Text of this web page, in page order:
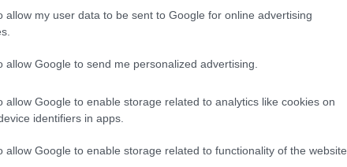
allow my user data to be sent to Google for online advertising
allow Google to send me personalized advertising.
allow Google to enable storage related to analytics like cookies on
identifiers in apps.
allow Google to enable storage related to functionality of the website
ésiOS-re!
működését!